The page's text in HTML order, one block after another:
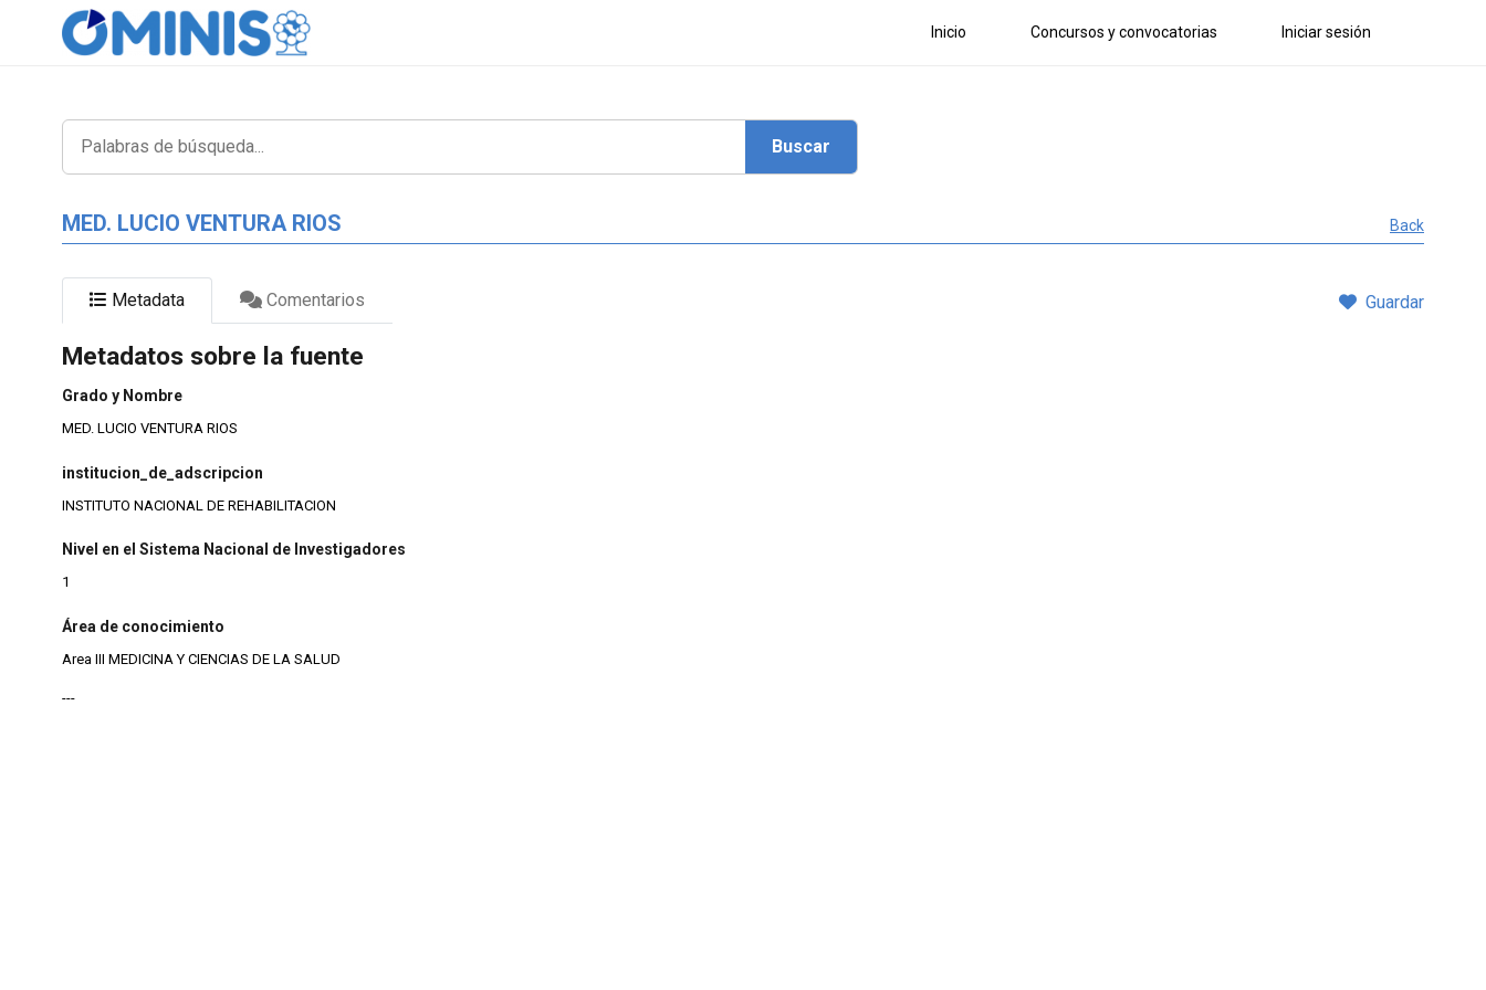
Inicio Concursos y convocatorias Iniciar sesión
MED. LUCIO VENTURA RIOS Back
Metadata Comentarios Guardar
Metadatos sobre la fuente
Grado y Nombre
MED. LUCIO VENTURA RIOS
institucion_de_adscripcion
INSTITUTO NACIONAL DE REHABILITACION
Nivel en el Sistema Nacional de Investigadores
1
Área de conocimiento
Area III MEDICINA Y CIENCIAS DE LA SALUD
---